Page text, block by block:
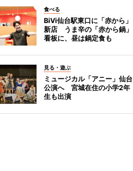
食べる
BiVi仙台駅東口に「赤から」
新店 うま辛の「赤から鍋」
看板に、昼は鍋定食も
見る・遊ぶ
ミュージカル「アニー」仙台
公演へ 宮城在住の小学2年
生も出演